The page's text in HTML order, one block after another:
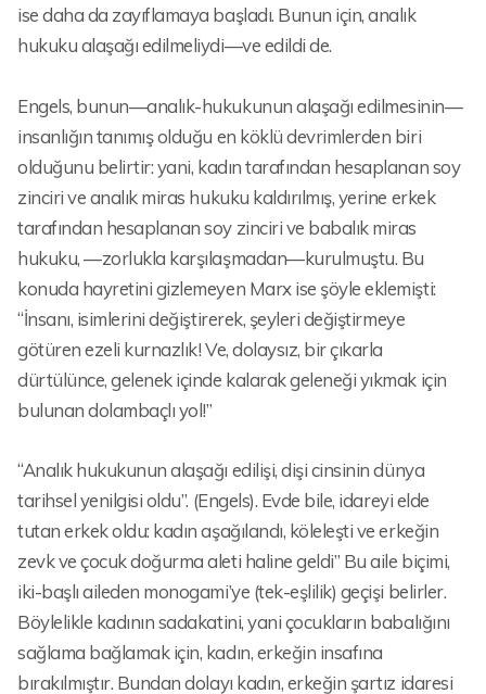
ise daha da zayıflamaya başladı. Bunun için, analık
hukuku alaşağı edilmeliydi—ve edildi de.
Engels, bunun—analık-hukukunun alaşağı edilmesinin—
insanlığın tanımış olduğu en köklü devrimlerden biri
olduğunu belirtir: yani, kadın tarafından hesaplanan soy
zinciri ve analık miras hukuku kaldırılmış, yerine erkek
tarafından hesaplanan soy zinciri ve babalık miras
hukuku, —zorlukla karşılaşmadan—kurulmuştu. Bu
konuda hayretini gizlemeyen Marx ise şöyle eklemişti:
“İnsanı, isimlerini değiştirerek, şeyleri değiştirmeye
götüren ezeli kurnazlık! Ve, dolaysız, bir çıkarla
dürtülünce, gelenek içinde kalarak geleneği yıkmak için
bulunan dolambaçlı yol!”
“Analık hukukunun alaşağı edilişi, dişi cinsinin dünya
tarihsel yenilgisi oldu”. (Engels). Evde bile, idareyi elde
tutan erkek oldu: kadın aşağılandı, köleleşti ve erkeğin
zevk ve çocuk doğurma aleti haline geldi” Bu aile biçimi,
iki-başlı aileden monogami’ye (tek-eşlilik) geçişi belirler.
Böylelikle kadının sadakatini, yani çocukların babalığını
sağlama bağlamak için, kadın, erkeğin insafına
bırakılmıştır. Bundan dolayı kadın, erkeğin şartız idaresi